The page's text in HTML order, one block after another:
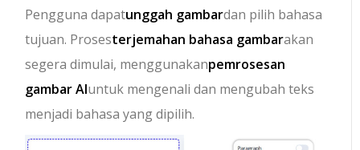
Pengguna dapatunggah gambardan pilih bahasa
tujuan. Prosesterjemahan bahasa gambarakan
segera dimulai, menggunakanpemrosesan
gambar AIuntuk mengenali dan mengubah teks
menjadi bahasa yang dipilih.